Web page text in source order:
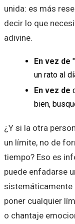
unida: es más
decir lo que
adivine.
En vez de
un rato al
En vez de
bien,
¿Y si la otra
un límite, no de
tiempo? Eso es
puede enfadarse
sistemáticamente
poner cualquier
o chantaje